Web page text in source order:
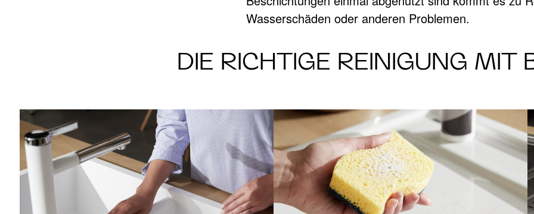
Wasserschäden oder anderen Problemen.
DIE RICHTIGE REINIGUNG MIT